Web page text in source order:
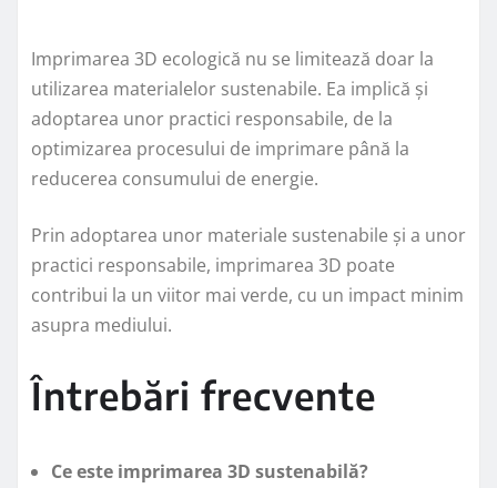
Imprimarea 3D ecologică nu se limitează doar la
utilizarea materialelor sustenabile. Ea implică și
adoptarea unor practici responsabile, de la
optimizarea procesului de imprimare până la
reducerea consumului de energie.
Prin adoptarea unor materiale sustenabile și a unor
practici responsabile, imprimarea 3D poate
contribui la un viitor mai verde, cu un impact minim
asupra mediului.
Întrebări frecvente
Ce este imprimarea 3D sustenabilă?